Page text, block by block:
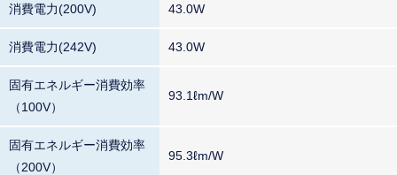
消費電力(200V) 43.0W
消費電力(242V) 43.0W
固有エネルギー消費効率
（100V）
93.1ℓm/W
固有エネルギー消費効率
（200V）
95.3ℓm/W